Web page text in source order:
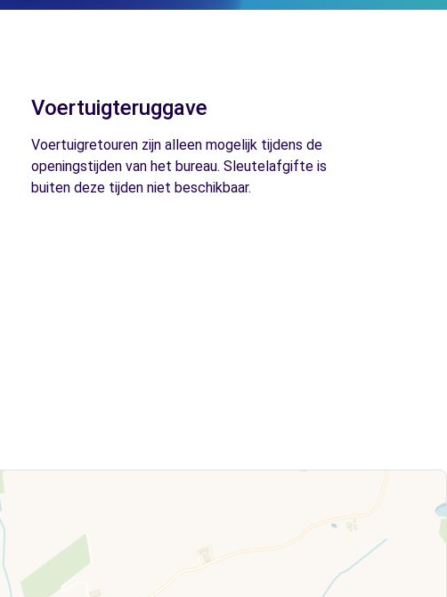
Voertuigteruggave
Voertuigretouren zijn alleen mogelijk tijdens de
openingstijden van het bureau. Sleutelafgifte is
buiten deze tijden niet beschikbaar.